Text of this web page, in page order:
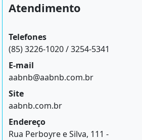
Atendimento
Telefones
(85) 3226-1020 / 3254-5341
E-mail
aabnb@aabnb.com.br
Site
aabnb.com.br
Endereço
Rua Perboyre e Silva, 111 -